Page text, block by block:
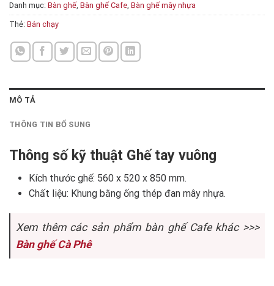
Danh mục: Bàn ghế, Bàn ghế Cafe, Bàn ghế mây nhựa
Thẻ: Bán chạy
MÔ TẢ
THÔNG TIN BỔ SUNG
Thông số kỹ thuật Ghế tay vuông
Kích thước ghế: 560 x 520 x 850 mm.
Chất liệu: Khung bằng ống thép đan mây nhựa.
Xem thêm các sản phẩm bàn ghế Cafe khác >>>
Bàn ghế Cà Phê